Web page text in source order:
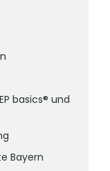
basics® und
Bayern